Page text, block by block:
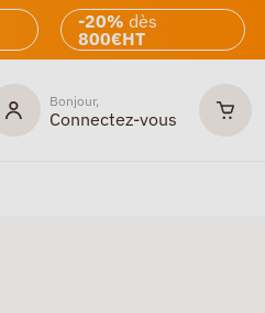
-20% dès
800€HT
Bonjour,
Connectez-vous